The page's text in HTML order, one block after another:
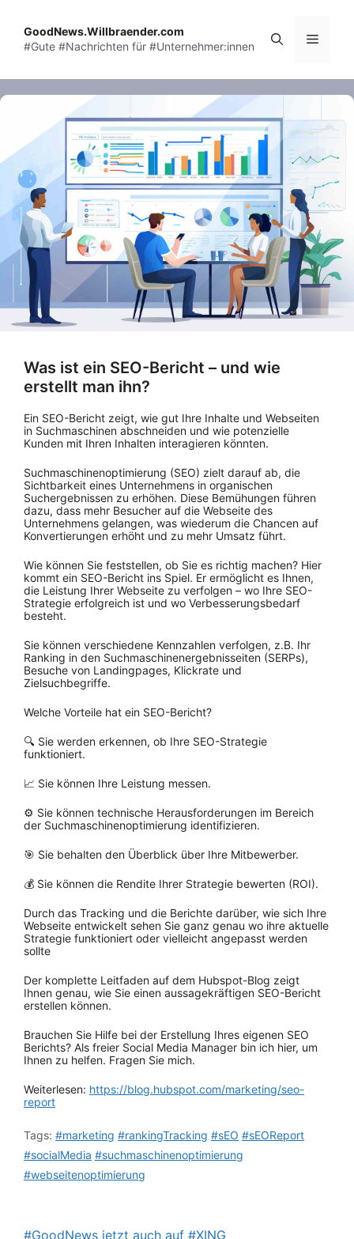
content
GoodNews.Willbraender.com
#Gute #Nachrichten für #Unternehmer:innen
Menu
Was ist ein SEO-Bericht – und wie
erstellt man ihn?
Ein SEO-Bericht zeigt, wie gut Ihre Inhalte und Webseiten
in Suchmaschinen abschneiden und wie potenzielle
Kunden mit Ihren Inhalten interagieren könnten.
Suchmaschinenoptimierung (SEO) zielt darauf ab, die
Sichtbarkeit eines Unternehmens in organischen
Suchergebnissen zu erhöhen. Diese Bemühungen führen
dazu, dass mehr Besucher auf die Webseite des
Unternehmens gelangen, was wiederum die Chancen auf
Konvertierungen erhöht und zu mehr Umsatz führt.
Wie können Sie feststellen, ob Sie es richtig machen? Hier
kommt ein SEO-Bericht ins Spiel. Er ermöglicht es Ihnen,
die Leistung Ihrer Webseite zu verfolgen – wo Ihre SEO-
Strategie erfolgreich ist und wo Verbesserungsbedarf
besteht.
Sie können verschiedene Kennzahlen verfolgen, z.B. Ihr
Ranking in den Suchmaschinenergebnisseiten (SERPs),
Besuche von Landingpages, Klickrate und
Zielsuchbegriffe.
Welche Vorteile hat ein SEO-Bericht?
🔍 Sie werden erkennen, ob Ihre SEO-Strategie
funktioniert.
📈 Sie können Ihre Leistung messen.
⚙️ Sie können technische Herausforderungen im Bereich
der Suchmaschinenoptimierung identifizieren.
🎯 Sie behalten den Überblick über Ihre Mitbewerber.
💰 Sie können die Rendite Ihrer Strategie bewerten (ROI).
Durch das Tracking und die Berichte darüber, wie sich Ihre
Webseite entwickelt sehen Sie ganz genau wo ihre aktuelle
Strategie funktioniert oder vielleicht angepasst werden
sollte
Der komplette Leitfaden auf dem Hubspot-Blog zeigt
Ihnen genau, wie Sie einen aussagekräftigen SEO-Bericht
erstellen können.
Brauchen Sie Hilfe bei der Erstellung Ihres eigenen SEO
Berichts? Als freier Social Media Manager bin ich hier, um
Ihnen zu helfen. Fragen Sie mich.
Weiterlesen: https://blog.hubspot.com/marketing/seo-
report
Tags: #marketing #rankingTracking #sEO #sEOReport
#socialMedia #suchmaschinenoptimierung
#webseitenoptimierung
#GoodNews jetzt auch auf #XING